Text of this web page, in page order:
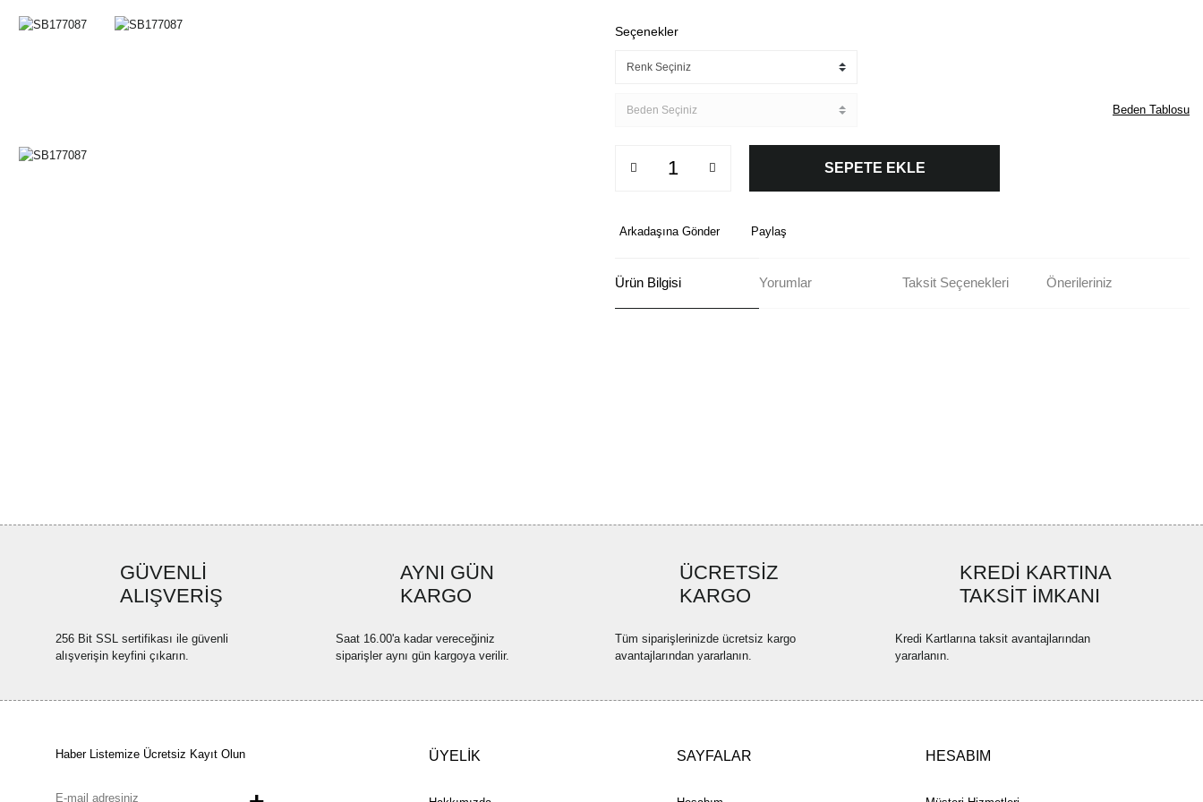
Seçenekler
Beden Tablosu
SEPETE EKLE
Arkadaşına Gönder Paylaş
Ürün Bilgisi Yorumlar Taksit Seçenekleri Önerileriniz
Gönder
GÜVENLİ
ALIŞVERİŞ
256 Bit SSL sertifikası ile güvenli
alışverişin keyfini çıkarın.
AYNI GÜN
KARGO
Saat 16.00'a kadar vereceğiniz
siparişler aynı gün kargoya verilir.
ÜCRETSİZ
KARGO
Tüm siparişlerinizde ücretsiz kargo
avantajlarından yararlanın.
KREDİ KARTINA
TAKSİT İMKANI
Kredi Kartlarına taksit avantajlarından
yararlanın.
Haber Listemize Ücretsiz Kayıt Olun ÜYELİK SAYFALAR HESABIM